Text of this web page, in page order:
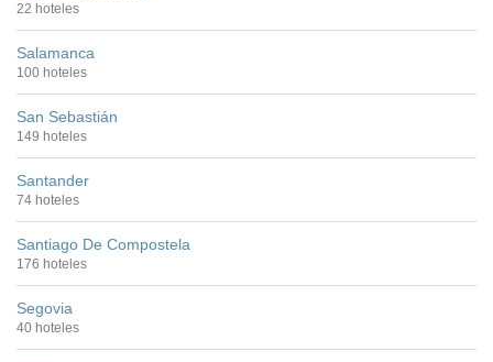
22 hoteles
Salamanca
100 hoteles
San Sebastián
149 hoteles
Santander
74 hoteles
Santiago De Compostela
176 hoteles
Segovia
40 hoteles